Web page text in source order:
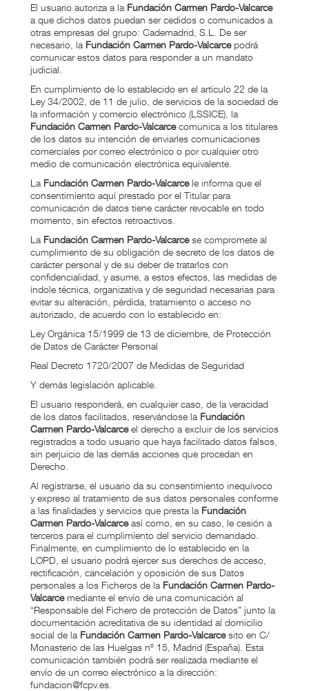
El usuario autoriza a la Fundación Carmen Pardo-Valcarce
a que dichos datos puedan ser cedidos o comunicados a
otras empresas del grupo: Cademadrid, S.L. De ser
necesario, la Fundación Carmen Pardo-Valcarcepodrá
comunicar estos datos para responder a un mandato
judicial.
En cumplimiento de lo establecido en el artículo 22 de la
Ley 34/2002, de 11 de julio, de servicios de la sociedad de
la información y comercio electrónico (LSSICE), la
Fundación Carmen Pardo-Valcarcecomunica a los titulares
de los datos su intención de enviarles comunicaciones
comerciales por correo electrónico o por cualquier otro
medio de comunicación electrónica equivalente.
La Fundación Carmen Pardo-Valcarcele informa que el
consentimiento aquí prestado por el Titular para
comunicación de datos tiene carácter revocable en todo
momento, sin efectos retroactivos.
La Fundación Carmen Pardo-Valcarcese compromete al
cumplimiento de su obligación de secreto de los datos de
carácter personal y de su deber de tratarlos con
confidencialidad, y asume, a estos efectos, las medidas de
índole técnica, organizativa y de seguridad necesarias para
evitar su alteración, pérdida, tratamiento o acceso no
autorizado, de acuerdo con lo establecido en:
Ley Orgánica 15/1999 de 13 de diciembre, de Protección
de Datos de Carácter Personal
Real Decreto 1720/2007 de Medidas de Seguridad
Y demás legislación aplicable.
El usuario responderá, en cualquier caso, de la veracidad
de los datos facilitados, reservándose la Fundación
Carmen Pardo-Valcarceel derecho a excluir de los servicios
registrados a todo usuario que haya facilitado datos falsos,
sin perjuicio de las demás acciones que procedan en
Derecho.
Al registrarse, el usuario da su consentimiento inequívoco
y expreso al tratamiento de sus datos personales conforme
a las finalidades y servicios que presta la Fundación
Carmen Pardo-Valcarceasí como, en su caso, le cesión a
terceros para el cumplimiento del servicio demandado.
Finalmente, en cumplimiento de lo establecido en la
LOPD, el usuario podrá ejercer sus derechos de acceso,
rectificación, cancelación y oposición de sus Datos
personales a los Ficheros de la Fundación Carmen Pardo-
Valcarcemediante el envío de una comunicación al
“Responsable del Fichero de protección de Datos” junto la
documentación acreditativa de su identidad al domicilio
social de la Fundación Carmen Pardo-Valcarcesito en C/
Monasterio de las Huelgas nº 15, Madrid (España). Esta
comunicación también podrá ser realizada mediante el
envío de un correo electrónico a la dirección:
fundacion@fcpv.es.